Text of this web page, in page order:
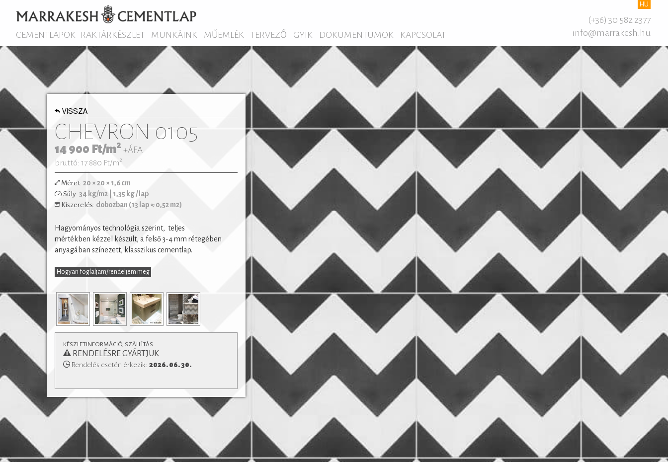
HU
CEMENTLAPOK RAKTÁRKÉSZLET MUNKÁINK MŰEMLÉK TERVEZŐ GYIK DOKUMENTUMOK KAPCSOLAT
(+36) 30 582 2377
info@marrakesh.hu
VISSZA
CHEVRON 0105
14 900 Ft/m2 +ÁFA
bruttó: 17 880 Ft/m2
Méret:20 × 20 × 1,6 cm
Súly:34 kg/m2 | 1,35 kg / lap
Kiszerelés: dobozban (13 lap ≈ 0,52 m2)
Hagyományos technológia szerint, teljes
mértékben kézzel készült, a felső 3-4 mm rétegében
anyagában színezett, klasszikus cementlap.
Hogyan foglaljam/rendeljem meg
Egyszínű vagy bordűr lapokkal kombinálva izgalmas
egyedi kombinációk is megvalósíthatóak. Modern
lakások vagy klasszikus polgári otthonok
Padlófűtéssel kombinálható, de konyhapultokhoz vagy
fürdőszobák falburkolatként is alkalmazható.
KÉSZLETINFORMÁCIÓ, SZÁLLÍTÁS
RENDELÉSRE GYÁRTJUK
Rendelés esetén érkezik: 2026. 06. 30.